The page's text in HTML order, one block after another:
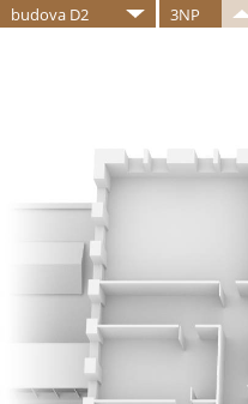
budova D2 3NP